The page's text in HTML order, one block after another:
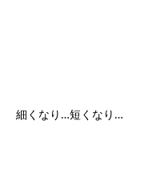
細くなり…短くなり…